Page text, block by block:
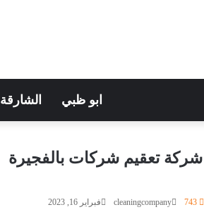
الشارقة ابو ظبي
شركة تعقيم شركات بالفجيرة
cleaningcompany فبراير 16, 2023